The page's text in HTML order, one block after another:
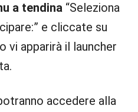
a tendina “Seleziona
e cliccate su
vi apparirà il launcher
accedere alla